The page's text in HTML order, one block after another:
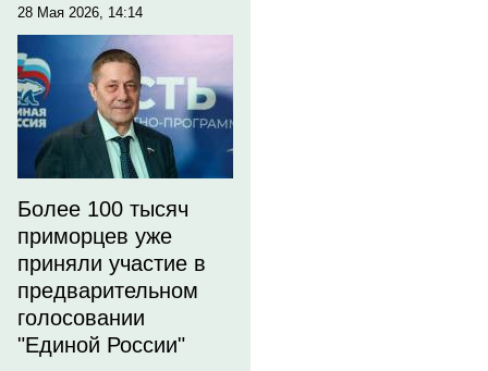
28 Мая 2026, 14:14
Более 100 тысяч
приморцев уже
приняли участие в
предварительном
голосовании
"Единой России"